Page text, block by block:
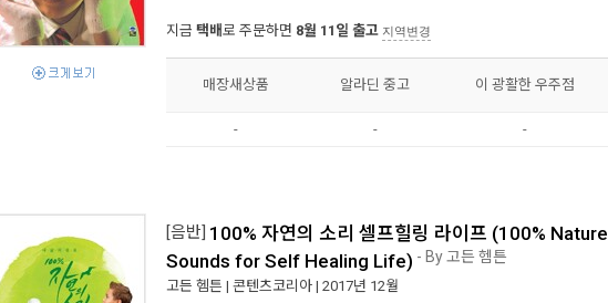
지금 택배로 주문하면 8월 11일 출고 지역변경
매장새상품 알라딘 중고 이 광활한 우주점
- - -
[음반] 100% 자연의 소리 셀프힐링 라이프 (100% Nature
Sounds for Self Healing Life) - By 고든 헴튼
고든 헴튼 | 콘텐츠코리아 | 2017년 12월